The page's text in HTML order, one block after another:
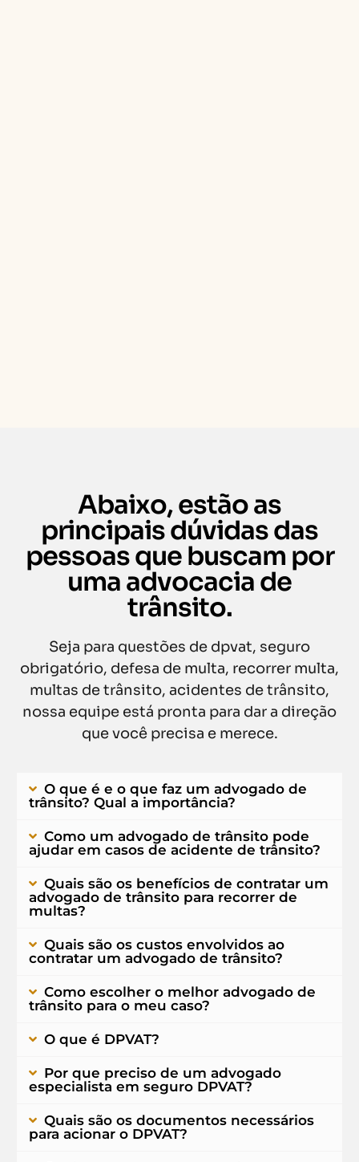
Abaixo, estão as
principais dúvidas das
pessoas que buscam por
uma advocacia de
trânsito.
Seja para questões de dpvat, seguro
obrigatório, defesa de multa, recorrer multa,
multas de trânsito, acidentes de trânsito,
nossa equipe está pronta para dar a direção
que você precisa e merece.
O que é e o que faz um advogado de
trânsito? Qual a importância?
Como um advogado de trânsito pode
ajudar em casos de acidente de trânsito?
Quais são os benefícios de contratar um
advogado de trânsito para recorrer de
multas?
Quais são os custos envolvidos ao
contratar um advogado de trânsito?
Como escolher o melhor advogado de
trânsito para o meu caso?
O que é DPVAT?
Por que preciso de um advogado
especialista em seguro DPVAT?
Quais são os documentos necessários
para acionar o DPVAT?